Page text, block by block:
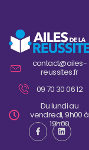
contact@ailes-
reussites.fr
09 70 30 06 12
Du lundi au
vendredi, 9h00 à
19h00